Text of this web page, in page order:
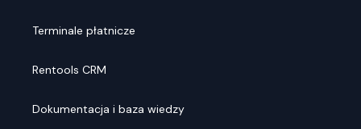
Terminale płatnicze
Rentools CRM
Dokumentacja i baza wiedzy